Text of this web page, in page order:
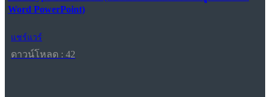
Word PowerPoint)
แชร์แวร์
ดาวน์โหลด : 42